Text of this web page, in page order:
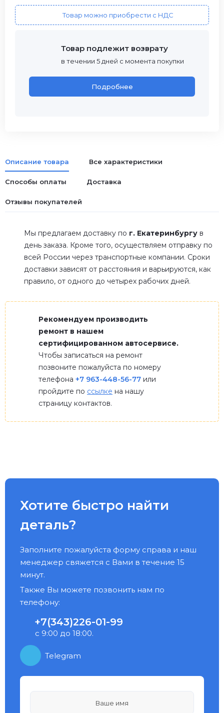
Товар можно приобрести с НДС
Товар подлежит возврату
в течении 5 дней с момента покупки
Подробнее
Описание товара Все характеристики
Способы оплаты Доставка
Отзывы покупателей
Мы предлагаем доставку по г. Екатеринбургу в
день заказа. Кроме того, осуществляем отправку по
всей России через транспортные компании. Сроки
доставки зависят от расстояния и варьируются, как
правило, от одного до четырех рабочих дней.
Рекомендуем производить
ремонт в нашем
сертифицированном автосервисе.
Чтобы записаться на ремонт
позвоните пожалуйста по номеру
телефона +7 963-448-56-77 или
пройдите по ссылке на нашу
страницу контактов.
Хотите быстро найти
деталь?
Заполните пожалуйста форму справа и наш
менеджер свяжется с Вами в течение 15
минут.
Также Вы можете позвонить нам по
телефону:
+7(343)226-01-99
с 9:00 до 18:00.
Telegram